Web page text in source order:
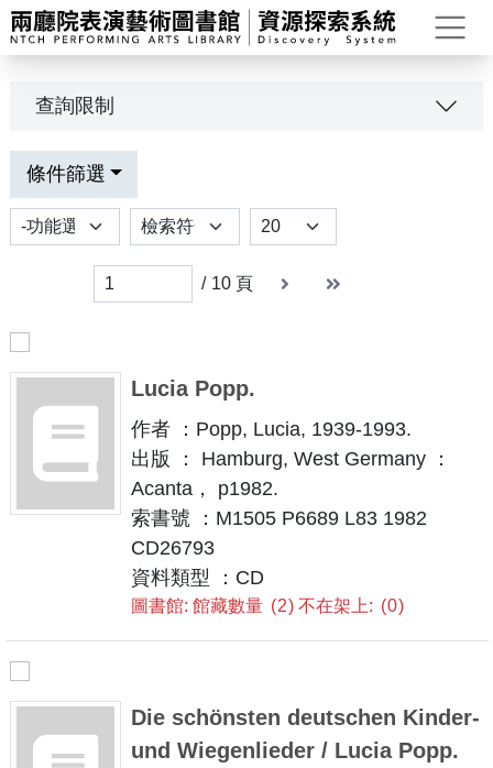
打
查詢限制
條件篩選
功能選項 排序 Results per page
/ 10 頁 下一頁 末頁
Lucia Popp.
作者 ：Popp, Lucia, 1939-1993.
出版 ： Hamburg, West Germany ：
Acanta， p1982.
索書號 ：M1505 P6689 L83 1982
CD26793
資料類型 ：CD
圖書館: 館藏數量 2 不在架上: 0
Die schönsten deutschen Kinder-
und Wiegenlieder / Lucia Popp.